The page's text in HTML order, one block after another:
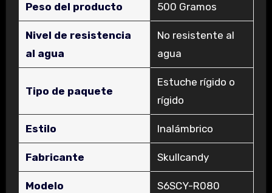
Peso del producto ‎500 Gramos
Nivel de resistencia
al agua
‎No resistente al
agua
Tipo de paquete
‎Estuche rígido o
rígido
Estilo ‎Inalámbrico
Fabricante ‎Skullcandy
Modelo ‎S6SCY-R080